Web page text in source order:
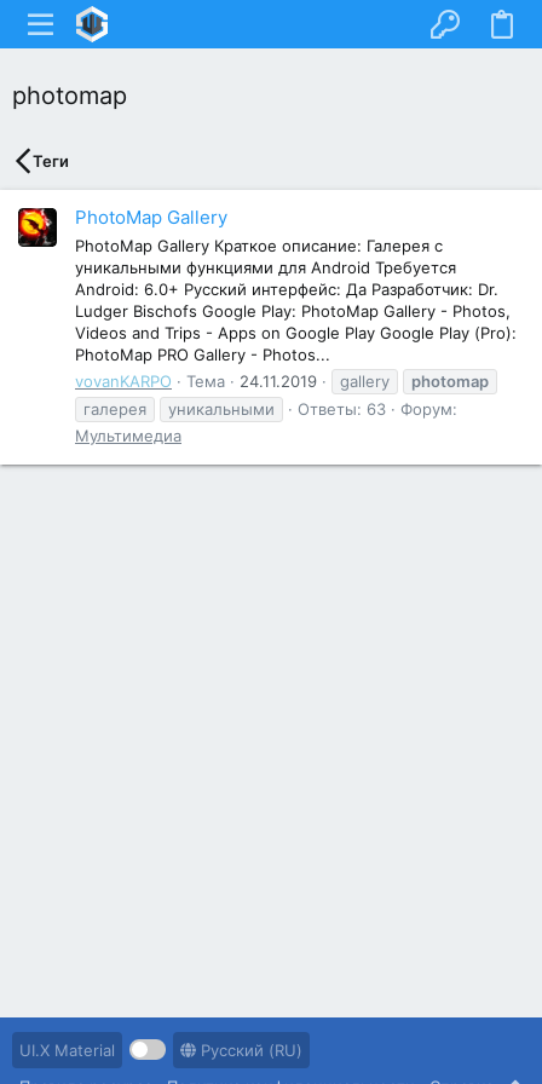
photomap
Теги
PhotoMap Gallery
PhotoMap Gallery Краткое описание: Галерея с
уникальными функциями для Android Требуется
Android: 6.0+ Русский интерфейс: Да Разработчик: Dr.
Ludger Bischofs Google Play: PhotoMap Gallery - Photos,
Videos and Trips - Apps on Google Play Google Play (Pro):
PhotoMap PRO Gallery - Photos...
vovanKARPO
Тема 24.11.2019 gallery
photomap
галерея
уникальными Ответы: 63
Форум:
Мультимедиа
UI.X Material
Русский (RU)